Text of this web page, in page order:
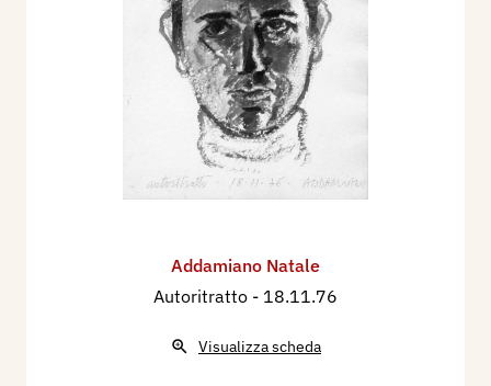
Addamiano Natale
Autoritratto - 18.11.76
Visualizza scheda